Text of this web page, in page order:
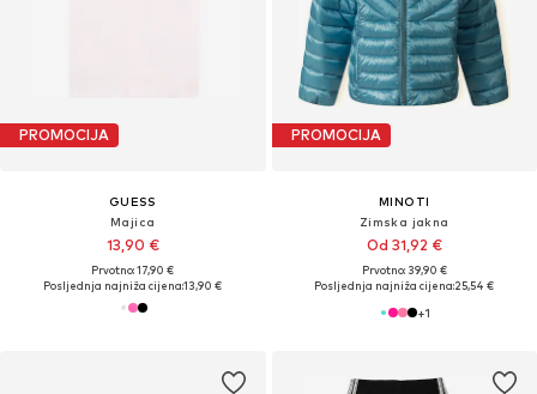
PROMOCIJA
GUESS
Majica
13,90 €
Prvotno: 17,90 €
Posljednja najniža cijena:13,90 €
PROMOCIJA
MINOTI
Zimska jakna
Od 31,92 €
Prvotno: 39,90 €
Posljednja najniža cijena:25,54 €
+1